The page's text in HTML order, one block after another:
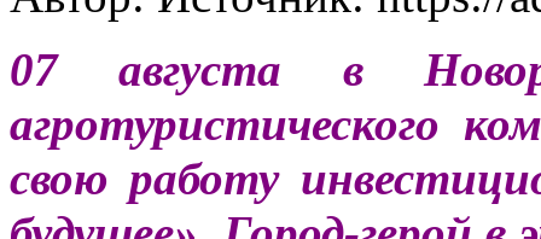
07 августа в
агротуристического
свою работу